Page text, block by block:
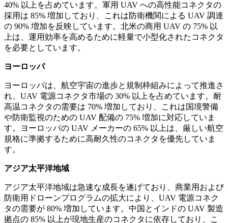
40% 以上を占めています。軍用 UAV への高性能コネクタの
採用は 85% 増加しており、これは防衛機関による UAV 調達
の 90% 増加を反映しています。北米の商用 UAV の 75% 以
上は、運用効率を高めるために軽量で小型化されたコネクタ
を必要としています。
ヨーロッパ
ヨーロッパは、航空宇宙の進歩と規制枠組みによって推進さ
れ、UAV 電源コネクタ市場の 30% 以上を占めています。耐
高温コネクタの需要は 70% 増加しており、これは国境警備
や防衛監視のための UAV 配備の 75% 増加に対応していま
す。ヨーロッパの UAV メーカーの 65% 以上は、厳しい航空
規格に準拠するために高耐久性のコネクタを優先していま
す。
アジア太平洋地域
アジア太平洋地域は急速な成長を遂げており、商業用および
防衛用ドローンプログラムの拡大により、UAV 電源コネク
タの需要が 80% 増加しています。中国とインドの UAV 製造
拠点の 85% 以上が現地生産のコネクタに依存しており、こ